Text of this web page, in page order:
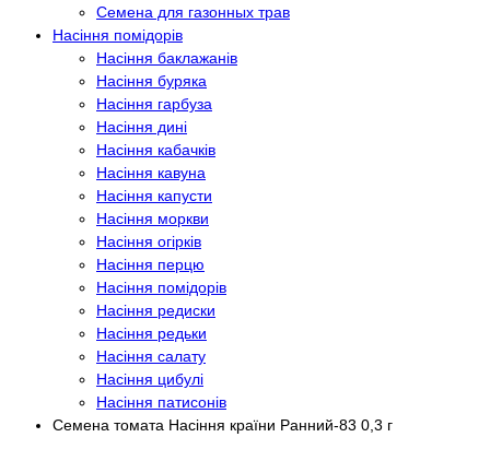
Семена для газонных трав
Насіння помідорів
Насіння баклажанів
Насіння буряка
Насіння гарбуза
Насіння дині
Насіння кабачків
Насіння кавуна
Насіння капусти
Насіння моркви
Насіння огірків
Насіння перцю
Насіння помідорів
Насіння редиски
Насіння редьки
Насіння салату
Насіння цибулі
Насіння патисонів
Семена томата Насіння країни Ранний-83 0,3 г